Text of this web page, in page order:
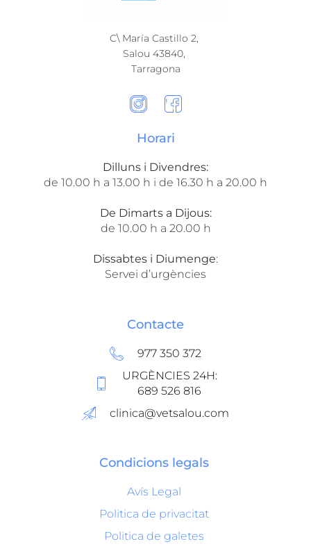
C\ María Castillo 2,
Salou 43840,
Tarragona​
Horari
Dilluns i Divendres:
de 10.00 h a 13.00 h i de 16.30 h a 20.00 h
De Dimarts a Dijous:
de 10.00 h a 20.00 h
Dissabtes i Diumenge:
Servei d’urgències
Contacte
977 350 372
URGÈNCIES 24H:
689 526 816
clinica@vetsalou.com
Condicions legals
Avís Legal
Politica de privacitat
Politica de galetes